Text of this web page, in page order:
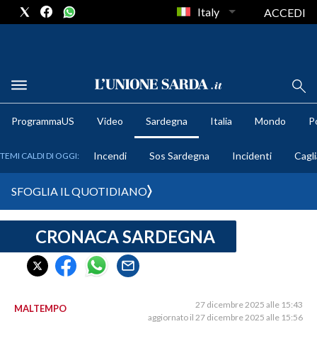
METEO
CRONACA SARDEGNA
CAGLIARI
SULCIS IGLESIENTE
Italy ACCEDI
ProgrammaUS Video Sardegna Italia Mondo
TEMI CALDI DI OGGI: Incendi Sos Sardegna Incidenti
SFOGLIA IL QUOTIDIANO
CRONACA SARDEGNA
MALTEMPO
27 dicembre 2025 alle 15:43
aggiornato il 27 dicembre 2025 alle 15:56